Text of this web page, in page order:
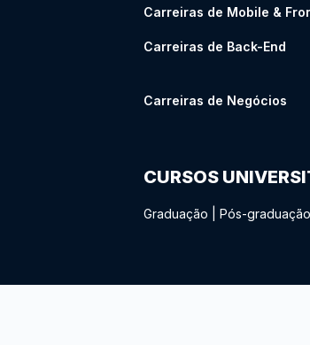
Carreiras de Mobile &
Carreiras de Back-End
Carreiras de Negócios
CURSOS
Graduação Pós-graduação